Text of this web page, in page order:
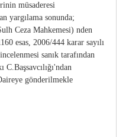
müsaderesi
yargılama sonunda;
Ceza Mahkemesi) nden
esas, 2006/444 karar sayılı
sanık tarafından
gönderilmekle